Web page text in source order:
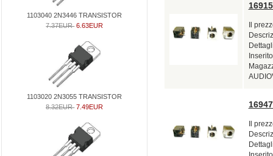
1103040 2N3446 TRANSISTOR
7.37EUR 6.63EUR
1103020 2N3055 TRANSISTOR
8.32EUR 7.49EUR
Il
Il